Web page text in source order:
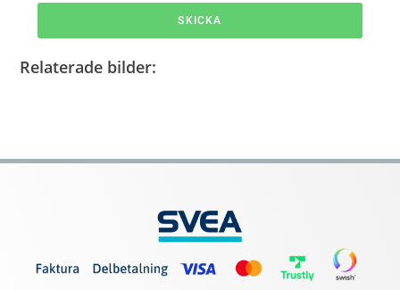
SKICKA
Relaterade bilder: